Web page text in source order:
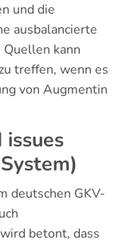
und die
ausbalancierte
kann
treffen, wenn es
von Augmentin
deutschen GKV-
betont, dass